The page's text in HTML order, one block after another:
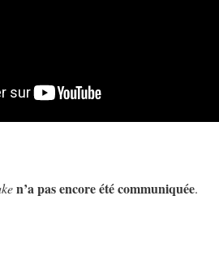
n’a pas encore été communiquée.